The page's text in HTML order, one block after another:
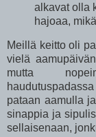
alkavat olla
hajoaa,
Meillä keitto oli
vielä
mutta
pataan aamulla
sinappia ja
sellaisenaan,